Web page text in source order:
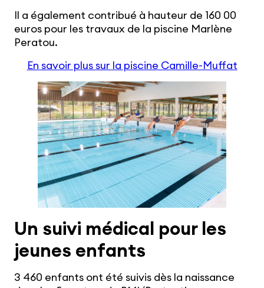
Il a également contribué à hauteur de 160 00
euros pour les travaux de la piscine Marlène
Peratou.
En savoir plus sur la piscine Camille-Muffat
Un suivi médical pour les
jeunes enfants
3 460 enfants ont été suivis dès la naissance